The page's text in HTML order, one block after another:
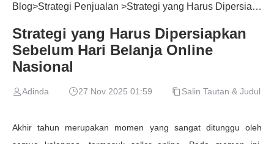
Blog>Strategi Penjualan >Strategi yang Harus Dipersiapkan Sebelum Hari Belanja Online Nasional
Strategi yang Harus Dipersiapkan
Sebelum Hari Belanja Online
Nasional
Adinda 27 Nov 2025 01:59 Salin Tautan & Judul